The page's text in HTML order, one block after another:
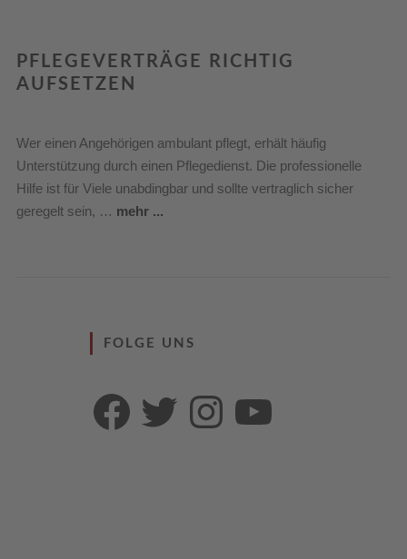
PFLEGEVERTRÄGE RICHTIG
AUFSETZEN
Wer einen Angehörigen ambulant pflegt, erhält häufig
Unterstützung durch einen Pflegedienst. Die professionelle
Hilfe ist für Viele unabdingbar und sollte vertraglich sicher
geregelt sein, … mehr ...
FOLGE UNS
FacebookTwitter Instagram